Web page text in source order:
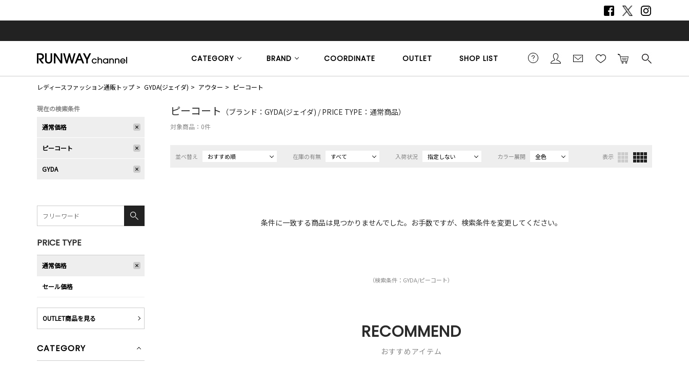
CATEGORY BRAND COORDINATE OUTLET SHOP LIST
レディースファッション通販トップ GYDA(ジェイダ) アウター ピーコート
ピーコート （ブランド：GYDA(ジェイダ) / PRICE TYPE：通常商品）
対象商品： 0件
並べ替え おすすめ順 在庫の有無 すべて 入荷状況 指定しない カラー展開 全色 表示
条件に一致する商品は見つかりませんでした。お手数ですが、検索条件を変更してください。
（検索条件：GYDA/ピーコート）
RECOMMEND
おすすめアイテム
現在の検索条件
通常価格
ピーコート
GYDA
PRICE TYPE
通常価格
セール価格
OUTLET商品を見る
CATEGORY